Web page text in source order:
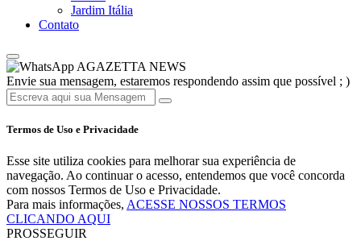
Jardim Itália
Contato
AGAZETTA NEWS
Envie sua mensagem, estaremos respondendo assim que possível ; )
Termos de Uso e Privacidade
Esse site utiliza cookies para melhorar sua experiência de
navegação. Ao continuar o acesso, entendemos que você concorda
com nossos Termos de Uso e Privacidade.
Para mais informações, ACESSE NOSSOS TERMOS
CLICANDO AQUI
PROSSEGUIR